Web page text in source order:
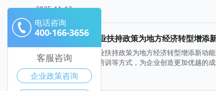
2025-11-12
潮州市高新技术企业扶持政策为地方经济转型增添
《潮州市高新技术企业扶持政策为地方经济转型增添新动
持、税收优惠和人才培训等方式，为企业创造更加优越的
2025-11-10
电话咨询
400-166-3656
客服咨询
企业政策咨询